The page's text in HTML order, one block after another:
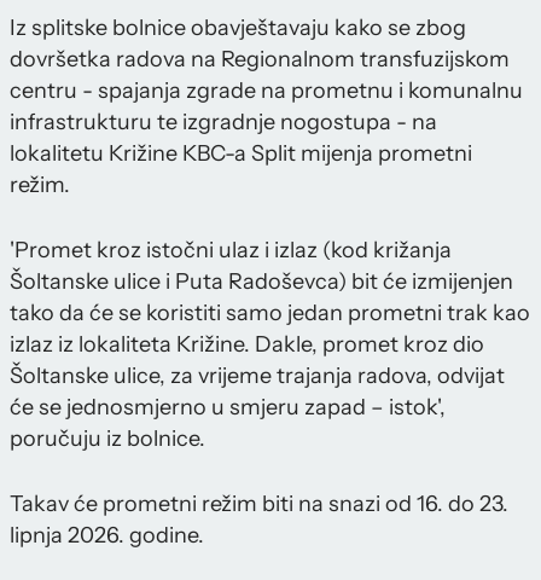
Iz splitske bolnice obavještavaju kako se zbog
dovršetka radova na Regionalnom transfuzijskom
centru - spajanja zgrade na prometnu i komunalnu
infrastrukturu te izgradnje nogostupa - na
lokalitetu Križine KBC-a Split mijenja prometni
režim.
'Promet kroz istočni ulaz i izlaz (kod križanja
Šoltanske ulice i Puta Radoševca) bit će izmijenjen
tako da će se koristiti samo jedan prometni trak kao
izlaz iz lokaliteta Križine. Dakle, promet kroz dio
Šoltanske ulice, za vrijeme trajanja radova, odvijat
će se jednosmjerno u smjeru zapad – istok',
poručuju iz bolnice.
Takav će prometni režim biti na snazi od 16. do 23.
lipnja 2026. godine.